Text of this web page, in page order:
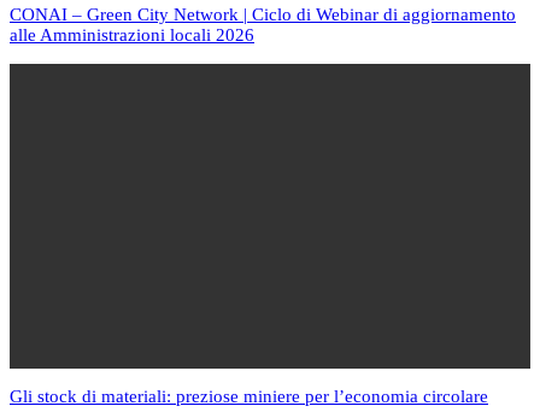
CONAI – Green City Network | Ciclo di Webinar di aggiornamento
alle Amministrazioni locali 2026
Gli stock di materiali: preziose miniere per l’economia circolare